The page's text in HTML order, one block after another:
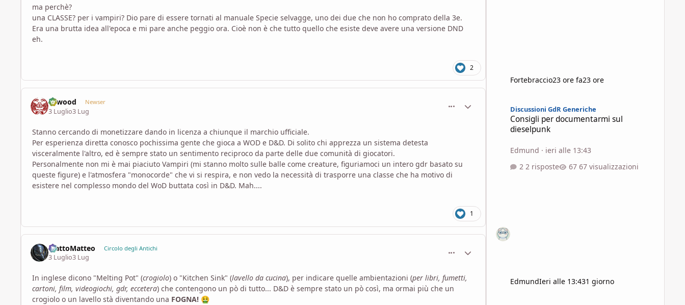
ma perchè?
una CLASSE? per i vampiri? Dio pare di essere tornati al manuale Specie selvagge, uno dei due che non ho comprato della 3e.
Era una brutta idea all'epoca e mi pare anche peggio ora. Cioè non è che tutto quello che esiste deve avere una versione DND
eh.
2
firwood Newser
3 Luglio3 Lug
Stanno cercando di monetizzare dando in licenza a chiunque il marchio ufficiale.
Per esperienza diretta conosco pochissima gente che gioca a WOD e D&D. Di solito chi apprezza un sistema detesta
visceralmente l'altro, ed è sempre stato un sentimento reciproco da parte delle due comunità di giocatori.
Personalmente non mi è mai piaciuto Vampiri (mi stanno molto sulle balle come creature, figuriamoci un intero gdr basato su
queste figure) e l'atmosfera "monocorde" che vi si respira, e non vedo la necessità di trasporre una classe che ha motivo di
esistere nel complesso mondo del WoD buttata così in D&D. Mah....
1
MattoMatteo Circolo degli Antichi
3 Luglio3 Lug
In inglese dicono "Melting Pot" (crogiolo) o "Kitchen Sink" (lavello da cucina), per indicare quelle ambientazioni (per libri, fumetti,
cartoni, film, videogiochi, gdr, eccetera) che contengono un pò di tutto... D&D è sempre stato un pò così, ma ormai più che un
crogiolo o un lavello stà diventando una FOGNA! 🤮
Fortebraccio23 ore fa23 ore
Discussioni GdR Generiche
Consigli per documentarmi sul
dieselpunk
Edmund · ieri alle 13:43
2 risposte
67 visualizzazioni
EdmundIeri alle 13:431 giorno